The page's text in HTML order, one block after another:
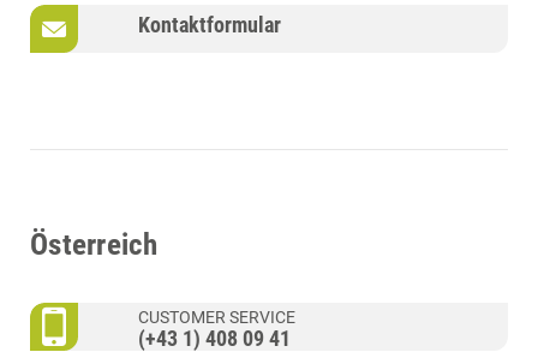
Kontaktformular
Österreich
CUSTOMER SERVICE
(+43 1) 408 09 41